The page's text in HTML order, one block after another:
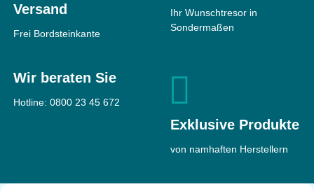
Versand
Frei Bordsteinkante
Ihr Wunschtresor in
Sondermaßen
Wir beraten Sie
Hotline: 0800 23 45 672
Exklusive Produkte
von namhaften Herstellern